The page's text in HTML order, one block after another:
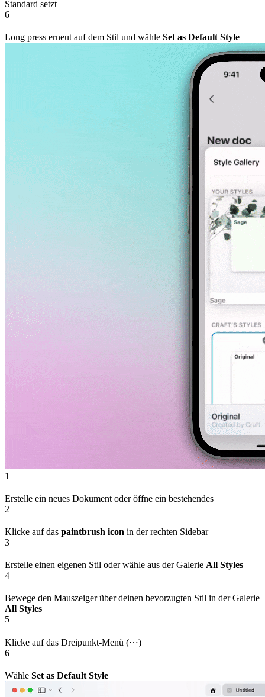
Standard setzt
6
Long press erneut auf dem Stil und wähle Set as Default Style
1
Erstelle ein neues Dokument oder öffne ein bestehendes
2
Klicke auf das paintbrush icon in der rechten Sidebar
3
Erstelle einen eigenen Stil oder wähle aus der Galerie All Styles
4
Bewege den Mauszeiger über deinen bevorzugten Stil in der Galerie
All Styles
5
Klicke auf das Dreipunkt-Menü (⋯)
6
Wähle Set as Default Style